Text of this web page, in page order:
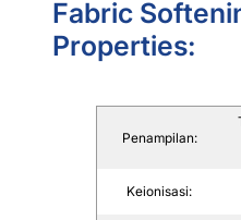
Fabric
Properties:
Penampilan:
Keionisasi: